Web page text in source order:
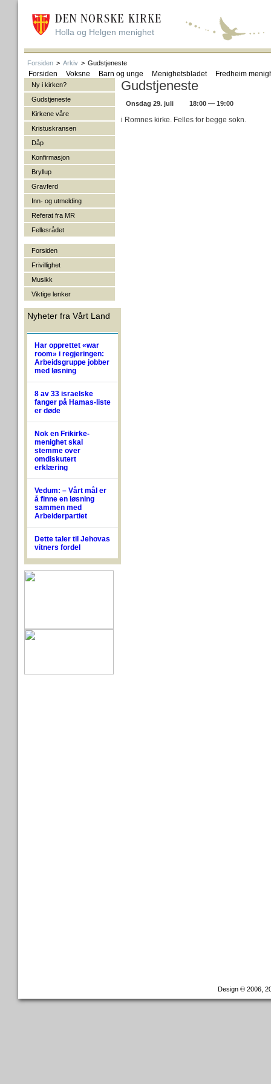
Holla og Helgen menighet
Forsiden > Arkiv > Gudstjeneste
Forsiden Voksne Barn og unge Menighetsbladet Fredheim
Ny i kirken?
Gudstjeneste
Kirkene våre
Kristuskransen
Dåp
Konfirmasjon
Bryllup
Gravferd
Inn- og utmelding
Referat fra MR
Fellesrådet
Forsiden
Frivillighet
Musikk
Viktige lenker
Nyheter fra Vårt Land
Har opprettet «war
room» i regjeringen:
Arbeidsgruppe jobber
med løsning
8 av 33 israelske
fanger på Hamas-liste
er døde
Nok en Frikirke-
menighet skal
stemme over
omdiskutert
erklæring
Vedum: – Vårt mål er
å finne en løsning
sammen med
Arbeiderpartiet
Dette taler til Jehovas
vitners fordel
Gudstjeneste
Onsdag 29. juli 18:00 — 19:00
i Romnes kirke. Felles for begge sokn.
Design © 2006,